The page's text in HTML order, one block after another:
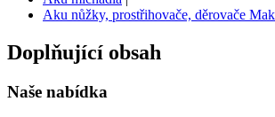
Aku nůžky, prostřihovače, děrovače
Doplňující obsah
Naše nabídka